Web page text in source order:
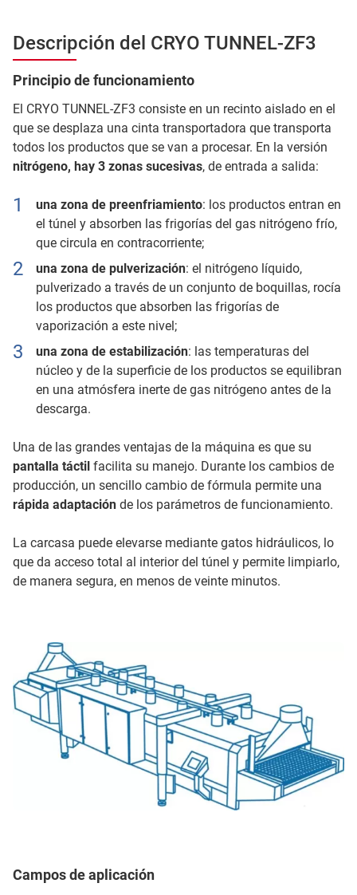
Descripción del CRYO TUNNEL-ZF3
Principio de funcionamiento
El CRYO TUNNEL-ZF3 consiste en un recinto aislado en el
que se desplaza una cinta transportadora que transporta
todos los productos que se van a procesar. En la versión
nitrógeno, hay 3 zonas sucesivas, de entrada a salida:
una zona de preenfriamiento: los productos entran en
el túnel y absorben las frigorías del gas nitrógeno frío,
que circula en contracorriente;
una zona de pulverización: el nitrógeno líquido,
pulverizado a través de un conjunto de boquillas, rocía
los productos que absorben las frigorías de
vaporización a este nivel;
una zona de estabilización: las temperaturas del
núcleo y de la superficie de los productos se equilibran
en una atmósfera inerte de gas nitrógeno antes de la
descarga.
Una de las grandes ventajas de la máquina es que su
pantalla táctil facilita su manejo. Durante los cambios de
producción, un sencillo cambio de fórmula permite una
rápida adaptación de los parámetros de funcionamiento.
La carcasa puede elevarse mediante gatos hidráulicos, lo
que da acceso total al interior del túnel y permite limpiarlo,
de manera segura, en menos de veinte minutos.
Campos de aplicación